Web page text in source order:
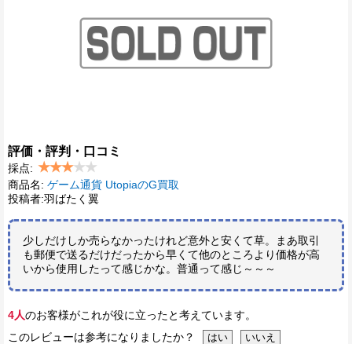
評価・評判・口コミ
採点:
商品名: ゲーム通貨 UtopiaのG買取
投稿者:羽ばたく翼
少しだけしか売らなかったけれど意外と安くて草。まあ取引
も郵便で送るだけだったから早くて他のところより価格が高
いから使用したって感じかな。普通って感じ～～～
4人のお客様がこれが役に立ったと考えています。
このレビューは参考になりましたか？